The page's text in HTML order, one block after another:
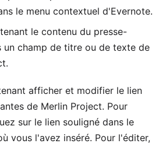
le menu contextuel d'Evernote.
le contenu du presse-
un champ de titre ou de texte de
afficher et modifier le lien
de Merlin Project. Pour
sur le lien souligné dans le
vous l'avez inséré. Pour l'éditer,